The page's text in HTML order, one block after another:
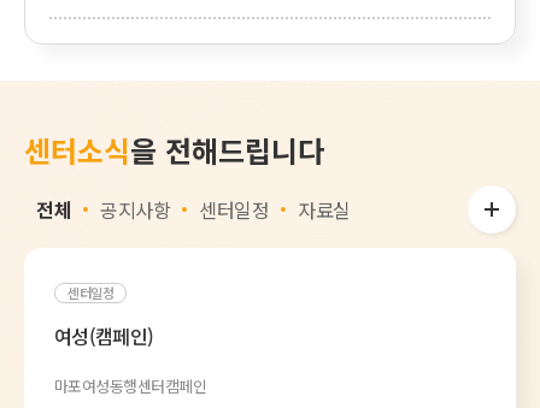
센터소식을 전해드립니다
전체 공지사항 센터일정 자료실
센터일정
여성(캠페인)
마포여성동행센터캠페인